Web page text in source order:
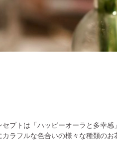
セプトは「ハッピーオーラと多幸
カラフルな色合いの様々な種類の